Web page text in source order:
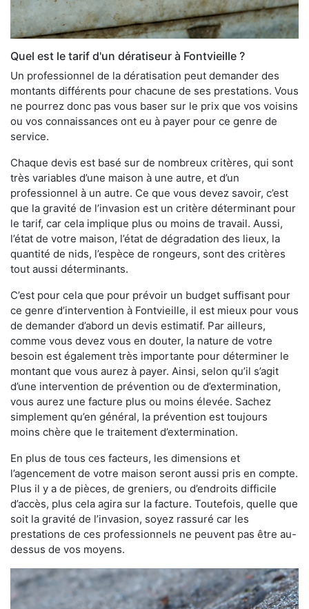
Quel est le tarif d'un dératiseur à Fontvieille ?
Un professionnel de la dératisation peut demander des
montants différents pour chacune de ses prestations. Vous
ne pourrez donc pas vous baser sur le prix que vos voisins
ou vos connaissances ont eu à payer pour ce genre de
service.
Chaque devis est basé sur de nombreux critères, qui sont
très variables d’une maison à une autre, et d’un
professionnel à un autre. Ce que vous devez savoir, c’est
que la gravité de l’invasion est un critère déterminant pour
le tarif, car cela implique plus ou moins de travail. Aussi,
l’état de votre maison, l’état de dégradation des lieux, la
quantité de nids, l’espèce de rongeurs, sont des critères
tout aussi déterminants.
C’est pour cela que pour prévoir un budget suffisant pour
ce genre d’intervention à Fontvieille, il est mieux pour vous
de demander d’abord un devis estimatif. Par ailleurs,
comme vous devez vous en douter, la nature de votre
besoin est également très importante pour déterminer le
montant que vous aurez à payer. Ainsi, selon qu’il s’agit
d’une intervention de prévention ou de d’extermination,
vous aurez une facture plus ou moins élevée. Sachez
simplement qu’en général, la prévention est toujours
moins chère que le traitement d’extermination.
En plus de tous ces facteurs, les dimensions et
l’agencement de votre maison seront aussi pris en compte.
Plus il y a de pièces, de greniers, ou d’endroits difficile
d’accès, plus cela agira sur la facture. Toutefois, quelle que
soit la gravité de l’invasion, soyez rassuré car les
prestations de ces professionnels ne peuvent pas être au-
dessus de vos moyens.